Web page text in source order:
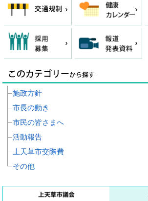
施政方針
市長の動き
市民の皆さまへ
活動報告
上天草市交際費
その他